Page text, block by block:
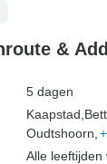
&
5 dagen
Kaapstad,
Oudtshoorn,
Alle leeftijden